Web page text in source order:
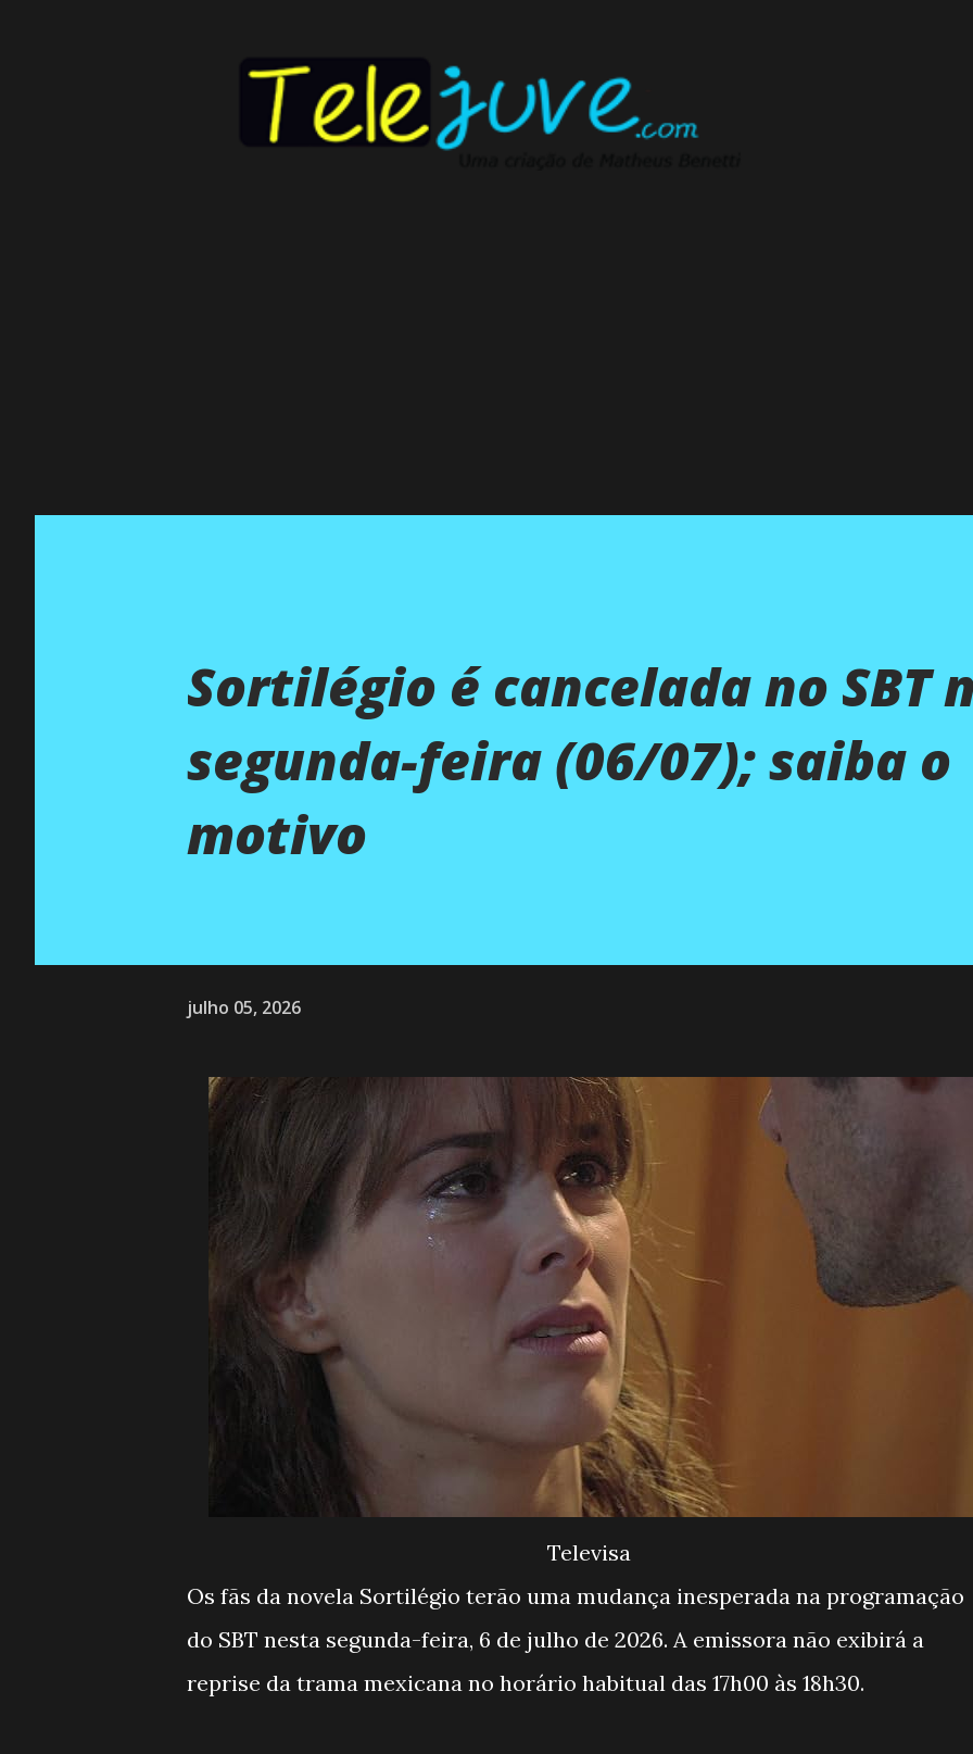
Sortilégio é cancelada no SBT
segunda-feira (06/07); saiba o
motivo
julho 05, 2026
Televisa
Os fãs da novela Sortilégio terão uma mudança inesperada na programação
do SBT nesta segunda-feira, 6 de julho de 2026. A emissora não exibirá a
reprise da trama mexicana no horário habitual das 17h00 às 18h30.